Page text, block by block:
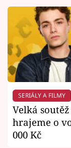
SERIÁLY A FILMY
Velká
hrajeme o
000 Kč